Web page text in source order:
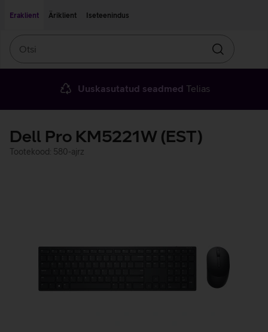
Eraklient
Äriklient Iseteenindus
Otsin
Uuskasutatud seadmed Telias
Dell Pro KM5221W (EST)
Tootekood: 580-ajrz